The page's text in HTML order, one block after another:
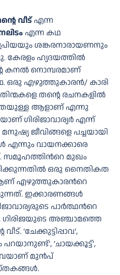
വീട്എന്ന
എന്ന കഥ
ശങ്കരനാരായണനും
കേരളം ഹ്യദയത്തിൽ
കനൽ നൊമ്പരമാണ്
ഒരു എഴുത്തുകാരൻ/ കാരി
തൻ്റെ രചനകളിൽ
ആളാണ് എന്നു
ഗിരിജാവാര്യർ എന്ന്
ജീവിങ്ങളെ പച്ചയായി
എന്നും വായനക്കാരെ
സമൂഹത്തിന്‍റെ മുഖം
ഒരു നൈതികത
എഴുത്തുകാരന്‍റെ
ഇക്കാരണങ്ങള്‍
പാര്‍ത്ഥന്‍റെ
ഗിരിജയുടെ അഞ്ചാമത്തെ
‘ചേക്കുട്ടിപ്പാവ’,
‘ചായക്കൂട്ട്’,
മുൻപ്